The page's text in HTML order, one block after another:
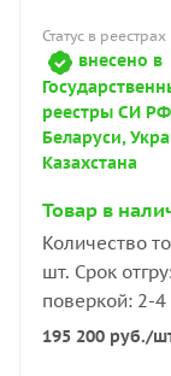
Статус в реестрах
внесено в
реестры СИ
Беларуси,
Казахстана
Товар в
Количество
шт. Срок
поверкой: 2-
195 200 руб./